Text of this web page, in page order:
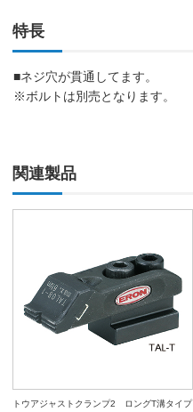
特長
■ネジ穴が貫通してます。
※ボルトは別売となります。
関連製品
トウアジャストクランプ2 ロングT溝タイプ